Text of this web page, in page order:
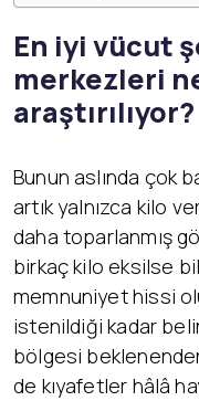
En iyi vücut
merkezleri
araştırılıyor?
Bunun aslında çok
artık yalnızca kilo
daha toparlanmış
birkaç kilo eksilse
memnuniyet hissi
istenildiği kadar
bölgesi
de kıyafetler hâlâ